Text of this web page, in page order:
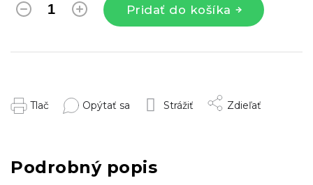
Pridať do košíka
Tlač Opýtať sa Strážiť Zdieľať
Podrobný popis